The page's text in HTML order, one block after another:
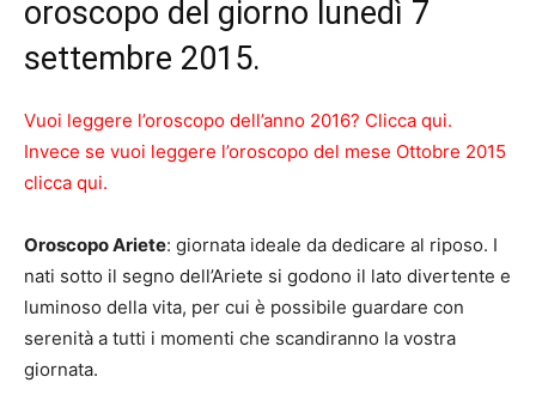
oroscopo del giorno lunedì 7
settembre 2015.
Vuoi leggere l’oroscopo dell’anno 2016? Clicca qui.
Invece se vuoi leggere l’oroscopo del mese Ottobre 2015
clicca qui.
Oroscopo Ariete: giornata ideale da dedicare al riposo. I
nati sotto il segno dell’Ariete si godono il lato divertente e
luminoso della vita, per cui è possibile guardare con
serenità a tutti i momenti che scandiranno la vostra
giornata.